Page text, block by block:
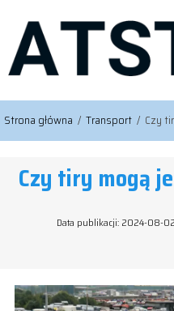
Strona główna / Transport / Czy
Czy tiry mogą
Data publikacji: 2024-08-02